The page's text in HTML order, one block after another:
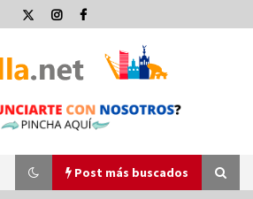
Post más buscados